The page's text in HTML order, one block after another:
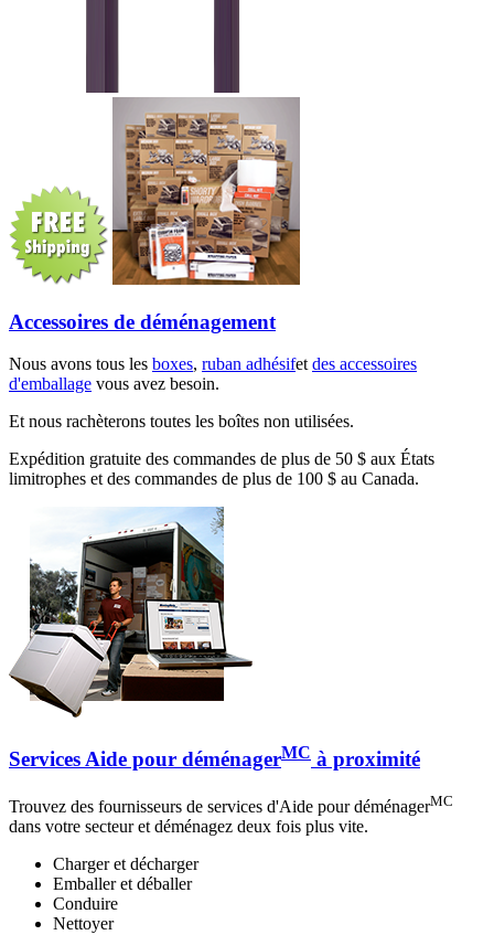
Accessoires de déménagement
Nous avons tous les boxes, ruban adhésifetdes accessoires
d'emballage vous avez besoin.
Et nous rachèterons toutes les boîtes non utilisées.
Expédition gratuite des commandes de plus de 50 $ aux États
limitrophes et des commandes de plus de 100 $ au Canada.
Services Aide pour déménagerMC à proximité
Trouvez des fournisseurs de services d'Aide pour déménagerMC
dans votre secteur et déménagez deux fois plus vite.
Charger et décharger
Emballer et déballer
Conduire
Nettoyer